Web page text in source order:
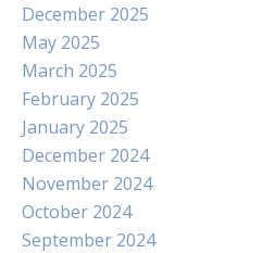
December 2025
May 2025
March 2025
February 2025
January 2025
December 2024
November 2024
October 2024
September 2024